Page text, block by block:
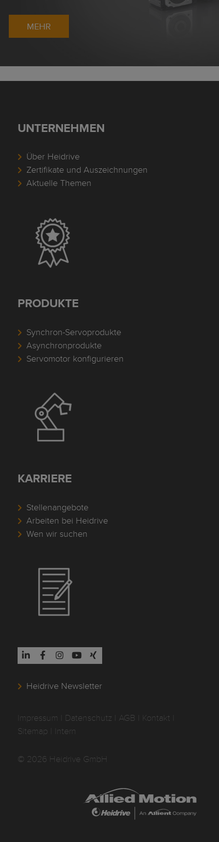
MEHR
UNTERNEHMEN
Über Heidrive
Zertifikate und Auszeichnungen
Aktuelle Themen
PRODUKTE
Synchron-Servoprodukte
Asynchronprodukte
Servomotor konfigurieren
KARRIERE
Stellenangebote
Arbeiten bei Heidrive
Wen wir suchen
Heidrive Newsletter
Impressum Datenschutz AGB Kontakt
Sitemap
Intern
© 2026 Heidrive GmbH